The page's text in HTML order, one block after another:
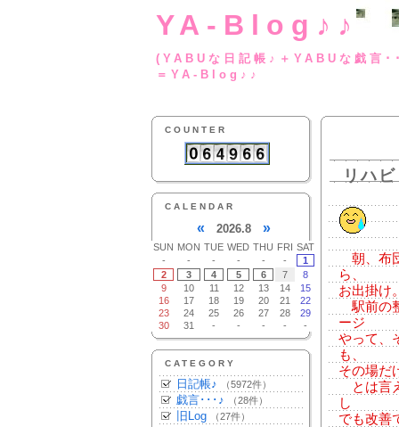
YA-Blog♪♪
(YABUな日記帳♪
＝YA-Blog♪♪
COUNTER
CALENDAR
« 2026.8 »
SUN MON TUE WED THU FRI SAT
-
- - - - -
1
2
3 4 5 6 7
8
9
10 11 12 13 14
15
16
17 18 19 20 21
22
23
24 25 26 27 28
29
30
31 - - - - -
CATEGORY
日記帳♪ （5972件）
戯言･･･♪ （28件）
旧Log （27件）
リハ
朝、布
ら、
お出掛け
駅前の
ージ
やって、
も、
その場だ
とは言
し
でも改善